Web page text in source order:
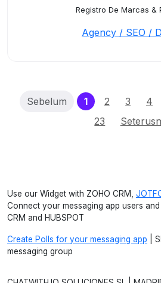
Registro De Marcas &
Agency / SEO /
Sebelum 1(current)
2 3 4
23
Use our Widget with ZOHO CRM,
Connect your messaging app users
CRM and HUBSPOT
Create Polls for your messaging app |
messaging group